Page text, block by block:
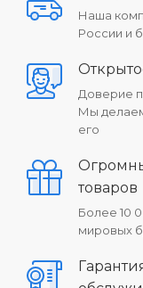
Наша
России и
Доверие
Мы
его
товаров
Более 10
мировых